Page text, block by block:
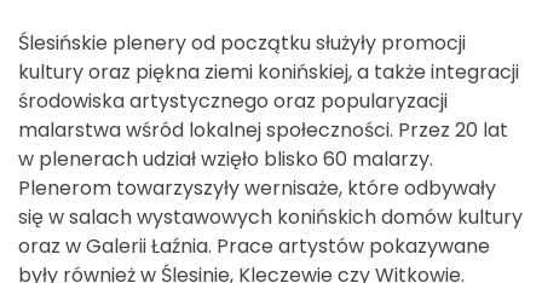
Ślesińskie plenery od początku służyły promocji
kultury oraz piękna ziemi konińskiej, a także integracji
środowiska artystycznego oraz popularyzacji
malarstwa wśród lokalnej społeczności. Przez 20 lat
w plenerach udział wzięło blisko 60 malarzy.
Plenerom towarzyszyły wernisaże, które odbywały
się w salach wystawowych konińskich domów kultury
oraz w Galerii Łaźnia. Prace artystów pokazywane
były również w Ślesinie, Kleczewie czy Witkowie.